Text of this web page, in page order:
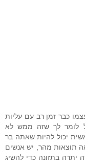
כבר זמן רב עם עליות
לומר לך שזה ממש לא
יכול להיות שאתה בר
תוצאות מהר, יש אנשים
בתזונה כדי להשיג